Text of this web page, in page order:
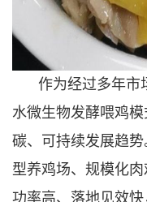
作为经过多年市
水微生物发酵喂鸡
碳、可持续发展趋
型养鸡场、规模化
功率高、落地见效快